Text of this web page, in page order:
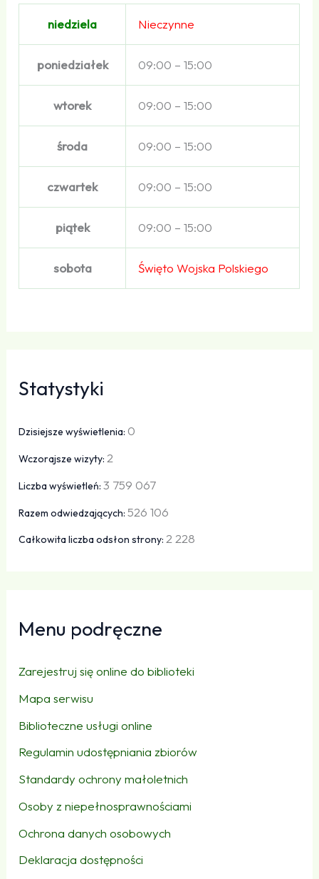
niedziela Nieczynne
poniedziałek 09:00 – 15:00
wtorek 09:00 – 15:00
środa 09:00 – 15:00
czwartek 09:00 – 15:00
piątek 09:00 – 15:00
sobota Święto Wojska Polskiego
Statystyki
Dzisiejsze wyświetlenia: 0
Wczorajsze wizyty:2
Liczba wyświetleń:3 759 067
Razem odwiedzających:526 106
Całkowita liczba odsłon strony:2 228
Menu podręczne
Zarejestruj się online do biblioteki
Mapa serwisu
Biblioteczne usługi online
Regulamin udostępniania zbiorów
Standardy ochrony małoletnich
Osoby z niepełnosprawnościami
Ochrona danych osobowych
Deklaracja dostępności